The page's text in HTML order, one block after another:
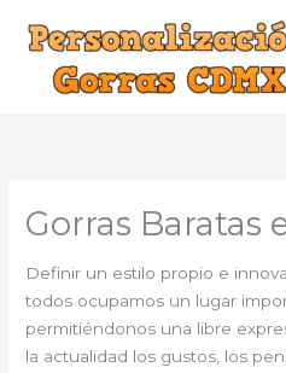
contenido
Gorras Baratas
Definir un estilo propio e
todos ocupamos un lugar
permitiéndonos una libre
la actualidad los gustos, los